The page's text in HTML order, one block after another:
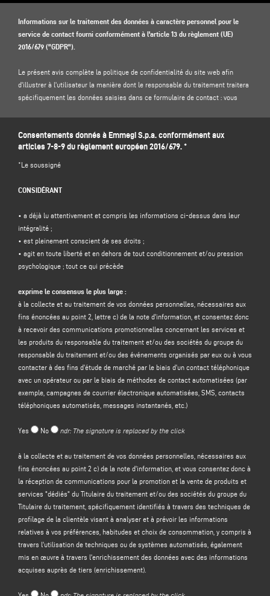
Informations sur le traitement des données à caractère personnel pour le
service de contact fourni conformément à l'article 13 du règlement (UE)
2016/679 ("GDPR").
Le présent avis complète la politique de confidentialité du site web afin
d'illustrer à l'utilisateur la manière dont le responsable du traitement traitera
spécifiquement les données saisies dans ce formulaire de contact : vous
1. CONTRÔLEUR DES DONNÉES ET DÉLÉGUÉ À LA PROTECTION DES DONNÉES
Responsable du traitement : Emmegi S.p.a., en la personne de son
représentant légal pro tempore, dont le siège social est situé Via Archimede,
IVA 01978870366.
adresse électronique :
dpo.voilap@amicadpo.eu
2. DONNÉES À CARACTÈRE PERSONNEL TRAITÉES, FINALITÉ DU TRAITEMENT
ET BASE JURIDIQUE
Le contrôleur traitera vos données personnelles d'identification et de contact
province, état, adresse électronique, numéro de téléphone) directement
fournies par vous en remplissant le formulaire de collecte de données dans la
section "
CONTACTS"
sur le site Web du contrôleur (www.emmegi.com, le
"site").
Le contrôleur a l'intention de traiter vos données à caractère personnel dans
répondre à votre message ou à votre demande d'informations
soumis par
le biais de ce formulaire, par exemple pour obtenir des informations sur les
produits ou services offerts (y compris l'envoi d'invitations gratuites et de
juridique de cette finalité est l'intérêt légitime du responsable du traitement
l'attente raisonnable que vous vous attendiez à ce que vos données
personnelles soient traitées par le responsable du traitement afin de
répondre à votre demande de contact ;
envoyer des communications promotionnelles concernant les
services et les produits du responsable du traitement
et/ou des
sociétés du
groupe
du responsable du traitement et/ou des événements organisés par
eux ou vous contacter à des fins d'étude de marché par téléphone avec un
opérateur ou par des méthodes de contact automatisées (par exemple,
campagnes de courrier électronique automatisées, SMS, contact
téléphonique automatisé, messagerie instantanée, etc ;
traitement et/ou des sociétés du Groupe du Titulaire du traitement
Consentements donnés à Emmegi S.p.a. conformément aux
articles 7-8-9 du règlement européen 2016/679. *
*Le soussigné
CONSIDÉRANT
• a déjà lu attentivement et compris les informations ci-dessus dans leur
intégralité ;
• est pleinement conscient de ses droits ;
• agit en toute liberté et en dehors de tout conditionnement et/ou pression
psychologique ; tout ce qui précède
exprime le consensus le plus large :
à la collecte et au traitement de vos données personnelles, nécessaires aux
fins énoncées au point 2, lettre c) de la note d'information, et consentez donc
à recevoir des communications promotionnelles concernant les services et
les produits du responsable du traitement et/ou des sociétés du groupe du
responsable du traitement et/ou des événements organisés par eux ou à vous
contacter à des fins d'étude de marché par le biais d'un contact téléphonique
avec un opérateur ou par le biais de méthodes de contact automatisées (par
exemple, campagnes de courrier électronique automatisées, SMS, contacts
téléphoniques automatisés, messages instantanés, etc.)
Yes No ndr: The signature is replaced by the click
à la collecte et au traitement de vos données personnelles, nécessaires aux
fins énoncées au point 2 c) de la note d'information, et vous consentez donc à
la réception de communications pour la promotion et la vente de produits et
services "dédiés" du Titulaire du traitement et/ou des sociétés du groupe du
Titulaire du traitement, spécifiquement identifiés à travers des techniques de
profilage de la clientèle visant à analyser et à prévoir les informations
relatives à vos préférences, habitudes et choix de consommation, y compris à
travers l'utilisation de techniques ou de systèmes automatisés, également
mis en œuvre à travers l'enrichissement des données avec des informations
acquises auprès de tiers (enrichissement).